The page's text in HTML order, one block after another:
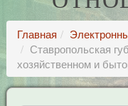
Главная
Ставропольская
хозяйственном и